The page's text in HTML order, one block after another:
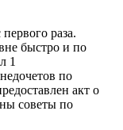
раза.
быстро и по
1
по
акт о
советы по